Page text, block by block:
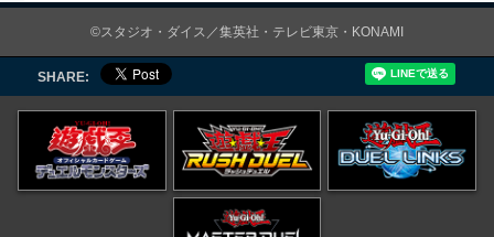
©スタジオ・ダイス／集英社・テレビ東京・KONAMI
SHARE: